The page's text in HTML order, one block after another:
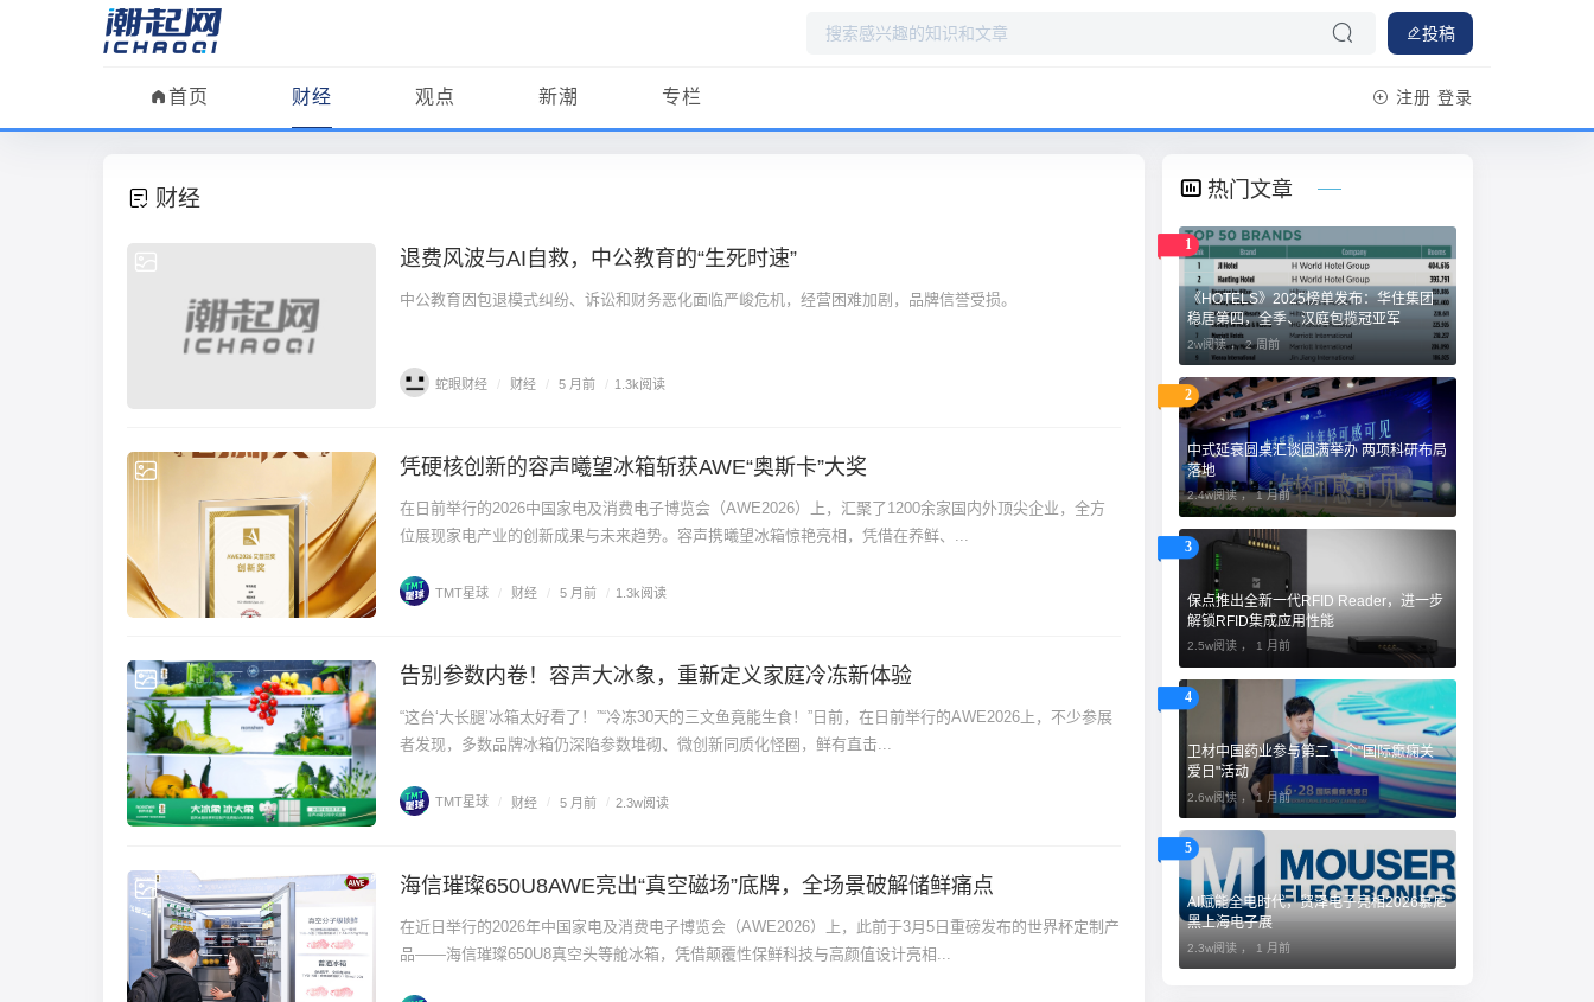
投稿
首页 财经 观点 新潮 专栏 注册 登录
财经
财经
退费风波与AI自救，中公教育的“生死时速”
中公教育因包退模式纠纷、诉讼和财务恶化面临严峻危机，经营困难加剧，品牌信誉受损。
蛇眼财经 / 财经 / 5 月前 / 1.3k阅读
财经
凭硬核创新的容声曦望冰箱斩获AWE“奥斯卡”大奖
在日前举行的2026中国家电及消费电子博览会（AWE2026）上，汇聚了1200余家国内外顶尖企业，全方
位展现家电产业的创新成果与未来趋势。容声携曦望冰箱惊艳亮相，凭借在养鲜、...
TMT星球 / 财经 / 5 月前 / 1.3k阅读
告别参数内卷！容声大冰象，重新定义家庭冷冻新体验
“这台‘大长腿’冰箱太好看了！”“冷冻30天的三文鱼竟能生食！”日前，在日前举行的AWE2026上，不少参展
者发现，多数品牌冰箱仍深陷参数堆砌、微创新同质化怪圈，鲜有直击...
TMT星球 / 财经 / 5 月前 / 2.3w阅读
财经
海信璀璨650U8AWE亮出“真空磁场”底牌，全场景破解储鲜痛点
在近日举行的2026年中国家电及消费电子博览会（AWE2026）上，此前于3月5日重磅发布的世界杯定制产
品——海信璀璨650U8真空头等舱冰箱，凭借颠覆性保鲜科技与高颜值设计亮相...
热门文章
1
《HOTELS》2025榜单发布：华住集团
稳居第四，全季、汉庭包揽冠亚军
2w阅读 ，2 周前
2
中式延衰圆桌汇谈圆满举办 两项科研布局
落地
2.4w阅读 ，1 月前
3
保点推出全新一代RFID Reader，进一步
解锁RFID集成应用性能
2.5w阅读 ， 1 月前
4
卫材中国药业参与第二十个"国际癫痫关
爱日"活动
2.6w阅读 ，1 月前
5
AI赋能全电时代，贸泽电子亮相2026慕尼
黑上海电子展
2.3w阅读 ， 1 月前